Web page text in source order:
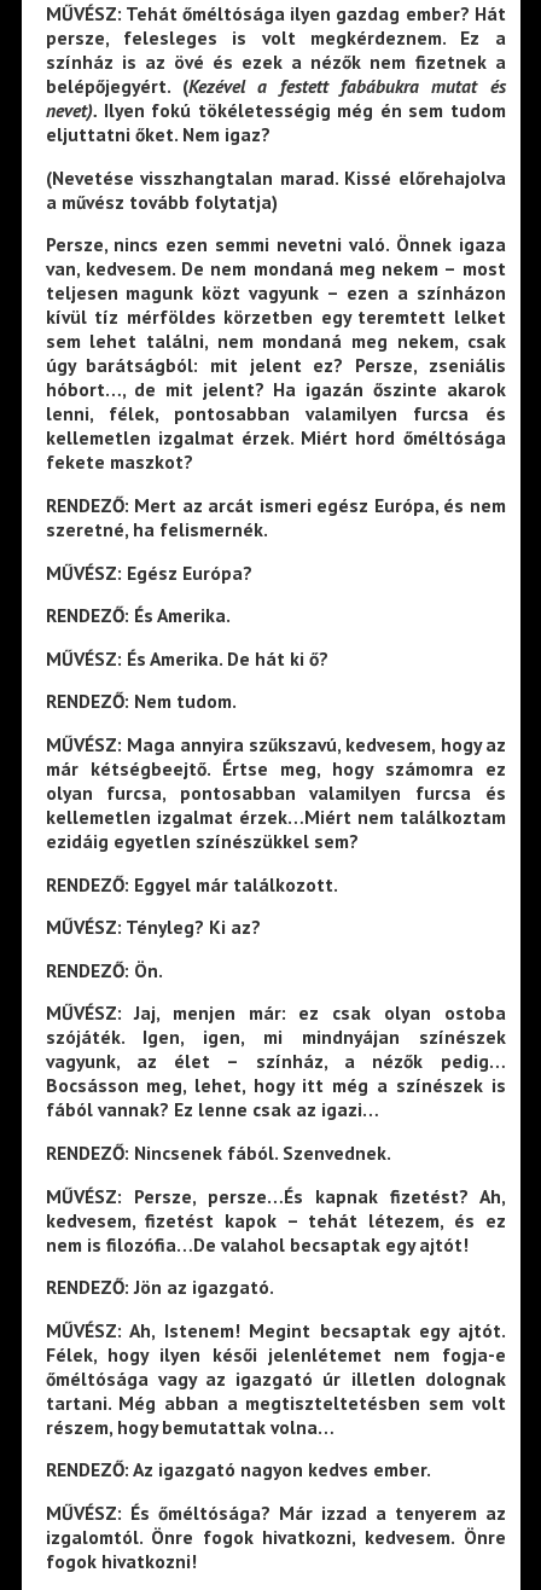
MŰVÉSZ: Tehát őméltósága ilyen gazdag ember? Hát
persze, felesleges is volt megkérdeznem. Ez a
színház is az övé és ezek a nézők nem fizetnek a
belépőjegyért. (Kezével a festett fabábukra mutat és
nevet). Ilyen fokú tökéletességig még én sem tudom
eljuttatni őket. Nem igaz?
(Nevetése visszhangtalan marad. Kissé előrehajolva
a művész tovább folytatja)
Persze, nincs ezen semmi nevetni való. Önnek igaza
van, kedvesem. De nem mondaná meg nekem – most
teljesen magunk közt vagyunk – ezen a színházon
kívül tíz mérföldes körzetben egy teremtett lelket
sem lehet találni, nem mondaná meg nekem, csak
úgy barátságból: mit jelent ez? Persze, zseniális
hóbort…, de mit jelent? Ha igazán őszinte akarok
lenni, félek, pontosabban valamilyen furcsa és
kellemetlen izgalmat érzek. Miért hord őméltósága
fekete maszkot?
RENDEZŐ: Mert az arcát ismeri egész Európa, és nem
szeretné, ha felismernék.
MŰVÉSZ: Egész Európa?
RENDEZŐ: És Amerika.
MŰVÉSZ: És Amerika. De hát ki ő?
RENDEZŐ: Nem tudom.
MŰVÉSZ: Maga annyira szűkszavú, kedvesem, hogy az
már kétségbeejtő. Értse meg, hogy számomra ez
olyan furcsa, pontosabban valamilyen furcsa és
kellemetlen izgalmat érzek…Miért nem találkoztam
ezidáig egyetlen színészükkel sem?
RENDEZŐ: Eggyel már találkozott.
MŰVÉSZ: Tényleg? Ki az?
RENDEZŐ: Ön.
MŰVÉSZ: Jaj, menjen már: ez csak olyan ostoba
szójáték. Igen, igen, mi mindnyájan színészek
vagyunk, az élet – színház, a nézők pedig…
Bocsásson meg, lehet, hogy itt még a színészek is
fából vannak? Ez lenne csak az igazi…
RENDEZŐ: Nincsenek fából. Szenvednek.
MŰVÉSZ: Persze, persze…És kapnak fizetést? Ah,
kedvesem, fizetést kapok – tehát létezem, és ez
nem is filozófia…De valahol becsaptak egy ajtót!
RENDEZŐ: Jön az igazgató.
MŰVÉSZ: Ah, Istenem! Megint becsaptak egy ajtót.
Félek, hogy ilyen késői jelenlétemet nem fogja-e
őméltósága vagy az igazgató úr illetlen dolognak
tartani. Még abban a megtiszteltetésben sem volt
részem, hogy bemutattak volna…
RENDEZŐ: Az igazgató nagyon kedves ember.
MŰVÉSZ: És őméltósága? Már izzad a tenyerem az
izgalomtól. Önre fogok hivatkozni, kedvesem. Önre
fogok hivatkozni!